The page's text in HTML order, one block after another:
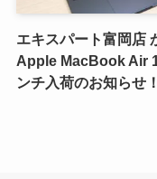
エキスパート富岡店
Apple MacBook Air
ンチ入荷のお知らせ！